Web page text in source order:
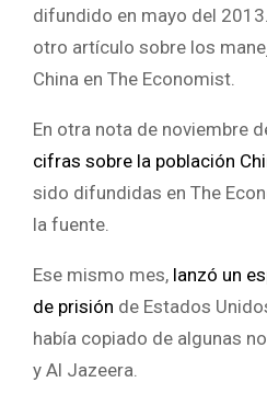
difundido en mayo del
otro artículo sobre los
China en The Economist.
En otra nota de noviembre
cifras sobre la población
sido difundidas en The
la fuente.
Ese mismo mes, lanzó un
de prisión de Estados
había copiado de algunas
y Al Jazeera.